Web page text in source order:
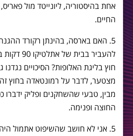
אחת בהיסטוריה, ליונייטד מול
החיים.
5. האם בארסה, בהינתן רקורד
להעביר
חוץ בליגת האלופות? הסיכויים נגדנו
מצטער, לדבר על רמונטאדה בחוץ זה
מבין, טבעי שהשחקנים ופליק ידברו
החוצה ופנימה.
5. אני לא חושב שהשיפוט אתמול היה